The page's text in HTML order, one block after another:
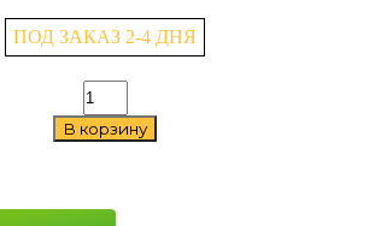
ПОД ЗАКАЗ 2-4 ДНЯ
Количество
товара
Triangle
В корзину